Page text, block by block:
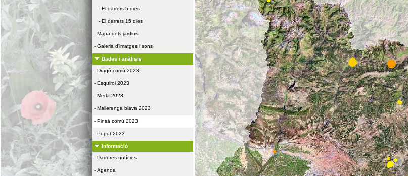
- El darrers 5 dies
- El darrers 15 dies
- Mapa dels jardins
- Galeria d'imatges i sons
Dades i anàlisis
- Dragó comú 2023
- Esquirol 2023
- Merla 2023
- Mallerenga blava 2023
- Pinsà comú 2023
- Puput 2023
Informació
- Darreres notícies
- Agenda